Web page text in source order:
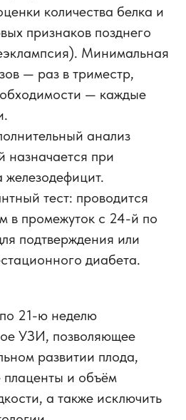
количества белка и
признаков позднего
Минимальная
— раз в триместр,
— каждые
анализ
назначается при
тест: проводится
в промежуток с 24-й по
подтверждения или
диабета.
21-ю неделю
УЗИ, позволяющее
развитии плода,
плаценты и объём
а также исключить